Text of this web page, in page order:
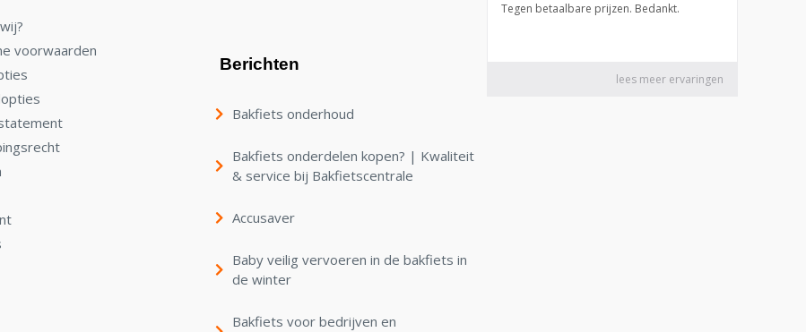
voorwaarden
Berichten
Bakfiets onderhoud
Bakfiets onderdelen kopen? | Kwaliteit
& service bij Bakfietscentrale
Accusaver
Baby veilig vervoeren in de bakfiets in
de winter
Bakfiets voor bedrijven en